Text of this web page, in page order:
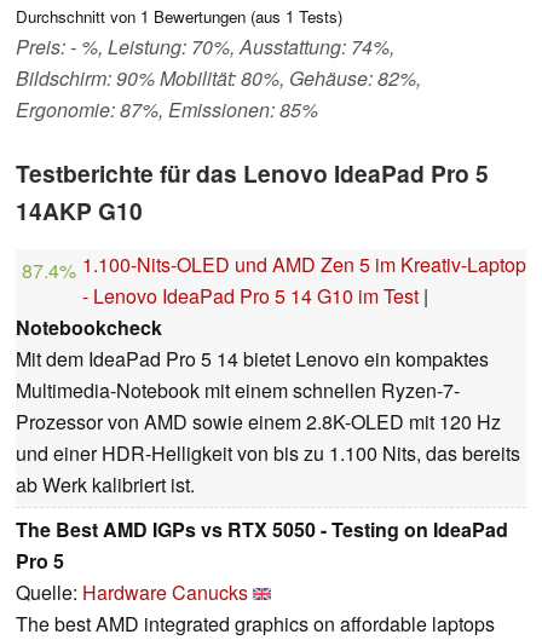
Durchschnitt von 1 Bewertungen (aus 1 Tests)
Preis: - %, Leistung: 70%, Ausstattung: 74%,
Bildschirm: 90% Mobilität: 80%, Gehäuse: 82%,
Ergonomie: 87%, Emissionen: 85%
Testberichte für das Lenovo IdeaPad Pro 5
14AKP G10
87.4% 1.100-Nits-OLED und AMD Zen 5 im Kreativ-Laptop
- Lenovo IdeaPad Pro 5 14 G10 im Test |
Notebookcheck
Mit dem IdeaPad Pro 5 14 bietet Lenovo ein kompaktes
Multimedia-Notebook mit einem schnellen Ryzen-7-
Prozessor von AMD sowie einem 2.8K-OLED mit 120 Hz
und einer HDR-Helligkeit von bis zu 1.100 Nits, das bereits
ab Werk kalibriert ist.
The Best AMD IGPs vs RTX 5050 - Testing on IdeaPad
Pro 5
Quelle: Hardware Canucks
The best AMD integrated graphics on affordable laptops